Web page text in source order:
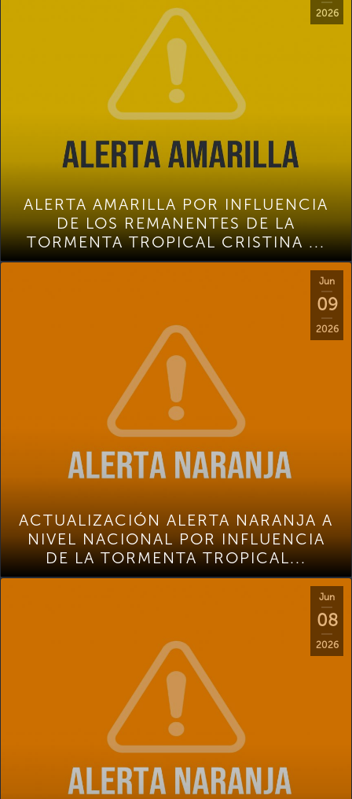
2026
ALERTA AMARILLA POR INFLUENCIA
DE LOS REMANENTES DE LA
TORMENTA TROPICAL CRISTINA ...
Jun
09
2026
ACTUALIZACIÓN ALERTA NARANJA A
NIVEL NACIONAL POR INFLUENCIA
DE LA TORMENTA TROPICAL...
Jun
08
2026